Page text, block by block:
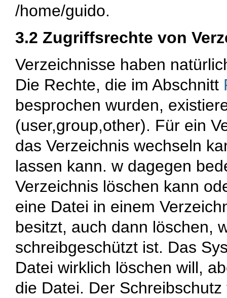
/home/guido.
3.2 Zugriffsrechte von
Verzeichnisse haben
Die Rechte, die im Abschnitt
besprochen wurden,
(user,group,other). Für ein
das Verzeichnis wechseln
lassen kann. w dagegen
Verzeichnis löschen kann
eine Datei in einem
besitzt, auch dann löschen,
schreibgeschützt ist. Das
Datei wirklich löschen will,
die Datei. Der